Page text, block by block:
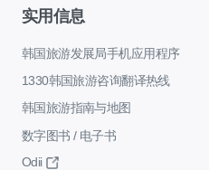
实用信息
韩国旅游发展局手机应用程序
1330韩国旅游咨询翻译热线
韩国旅游指南与地图
数字图书 / 电子书
Odii